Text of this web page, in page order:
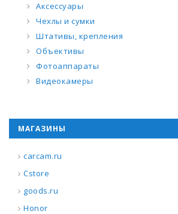
Аксессуары
Чехлы и сумки
Штативы, крепления
Объективы
Фотоаппараты
Видеокамеры
МАГАЗИНЫ
carcam.ru
Cstore
goods.ru
Honor